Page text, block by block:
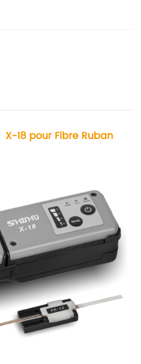
X-18 pour Fibre Ruban